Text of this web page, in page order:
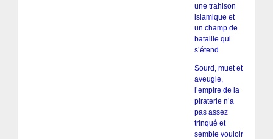
une trahison
islamique et
un champ de
bataille qui
s’étend
Sourd, muet et
aveugle,
l’empire de la
piraterie n’a
pas assez
trinqué et
semble vouloir